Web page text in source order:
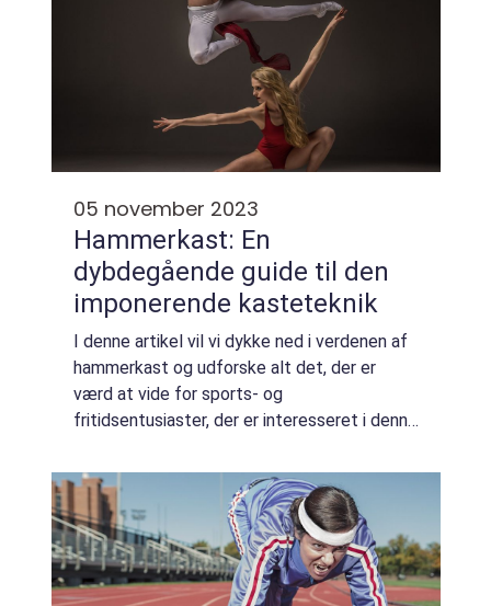
05 november 2023
Hammerkast: En
dybdegående guide til den
imponerende kasteteknik
I denne artikel vil vi dykke ned i verdenen af
hammerkast og udforske alt det, der er
værd at vide for sports- og
fritidsentusiaster, der er interesseret i denne
historien bag hammerkastet, dets udvikling
over ...